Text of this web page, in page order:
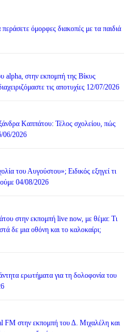
όμορφες διακοπές με τα παιδιά
στην εκπομπή της Βίκυς
τις αποτυχίες 12/07/2026
Καππάτου: Τέλος σχολείου, πώς
06/2026
του Αυγούστου»; Ειδικός εξηγεί τι
04/08/2026
στην εκπομπή live now, με θέμα: Τι
δε μια οθόνη και το καλοκαίρι;
ερωτήματα για τη δολοφονία του
στην εκπομπή του Δ. Μιχαλέλη και